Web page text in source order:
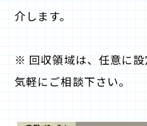
介します。
※ 回収領域は、任意に
気軽にご相談下さい。